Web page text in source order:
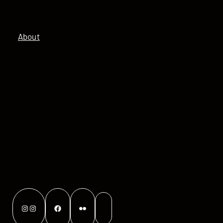
About
Instagram Instagram Facebook Flickr